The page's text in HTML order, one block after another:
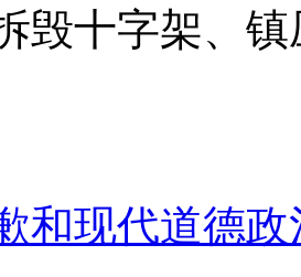
毁十字架、
和现代道德政